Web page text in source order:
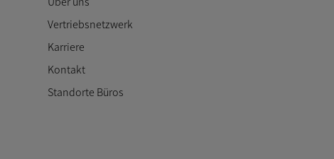
Vertriebsnetzwerk
Karriere
Kontakt
Standorte Büros